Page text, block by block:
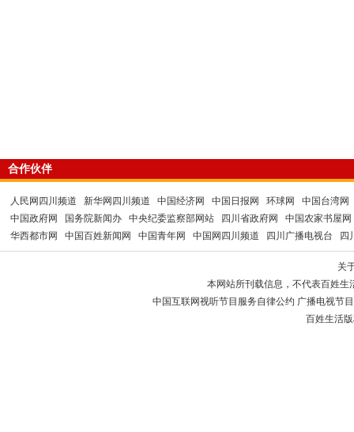
合作伙伴
人民网四川频道 新华网四川频道 中国经济网 中国日报网 环球网
中国台湾网
中国政府网
国务院新闻办 中央纪委监察部网站 四川省政府网
中国农家书屋网
华西都市网
中国百姓新闻网 中国青年网 中国网四川频道 四川广播电视台 四
关
本网站所刊载信息，不代表百姓
中国互联网视听节目服务自律公约 广播电视节
百姓生活